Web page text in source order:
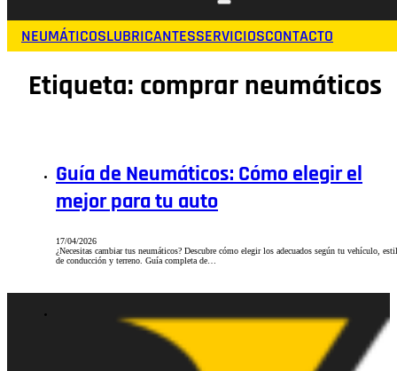
NEUMÁTICOSLUBRICANTESSERVICIOSCONTACTO
Etiqueta: comprar neumáticos
Guía de Neumáticos: Cómo elegir el
mejor para tu auto
17/04/2026
¿Necesitas cambiar tus neumáticos? Descubre cómo elegir los adecuados según tu vehículo,
de conducción y terreno. Guía completa de…